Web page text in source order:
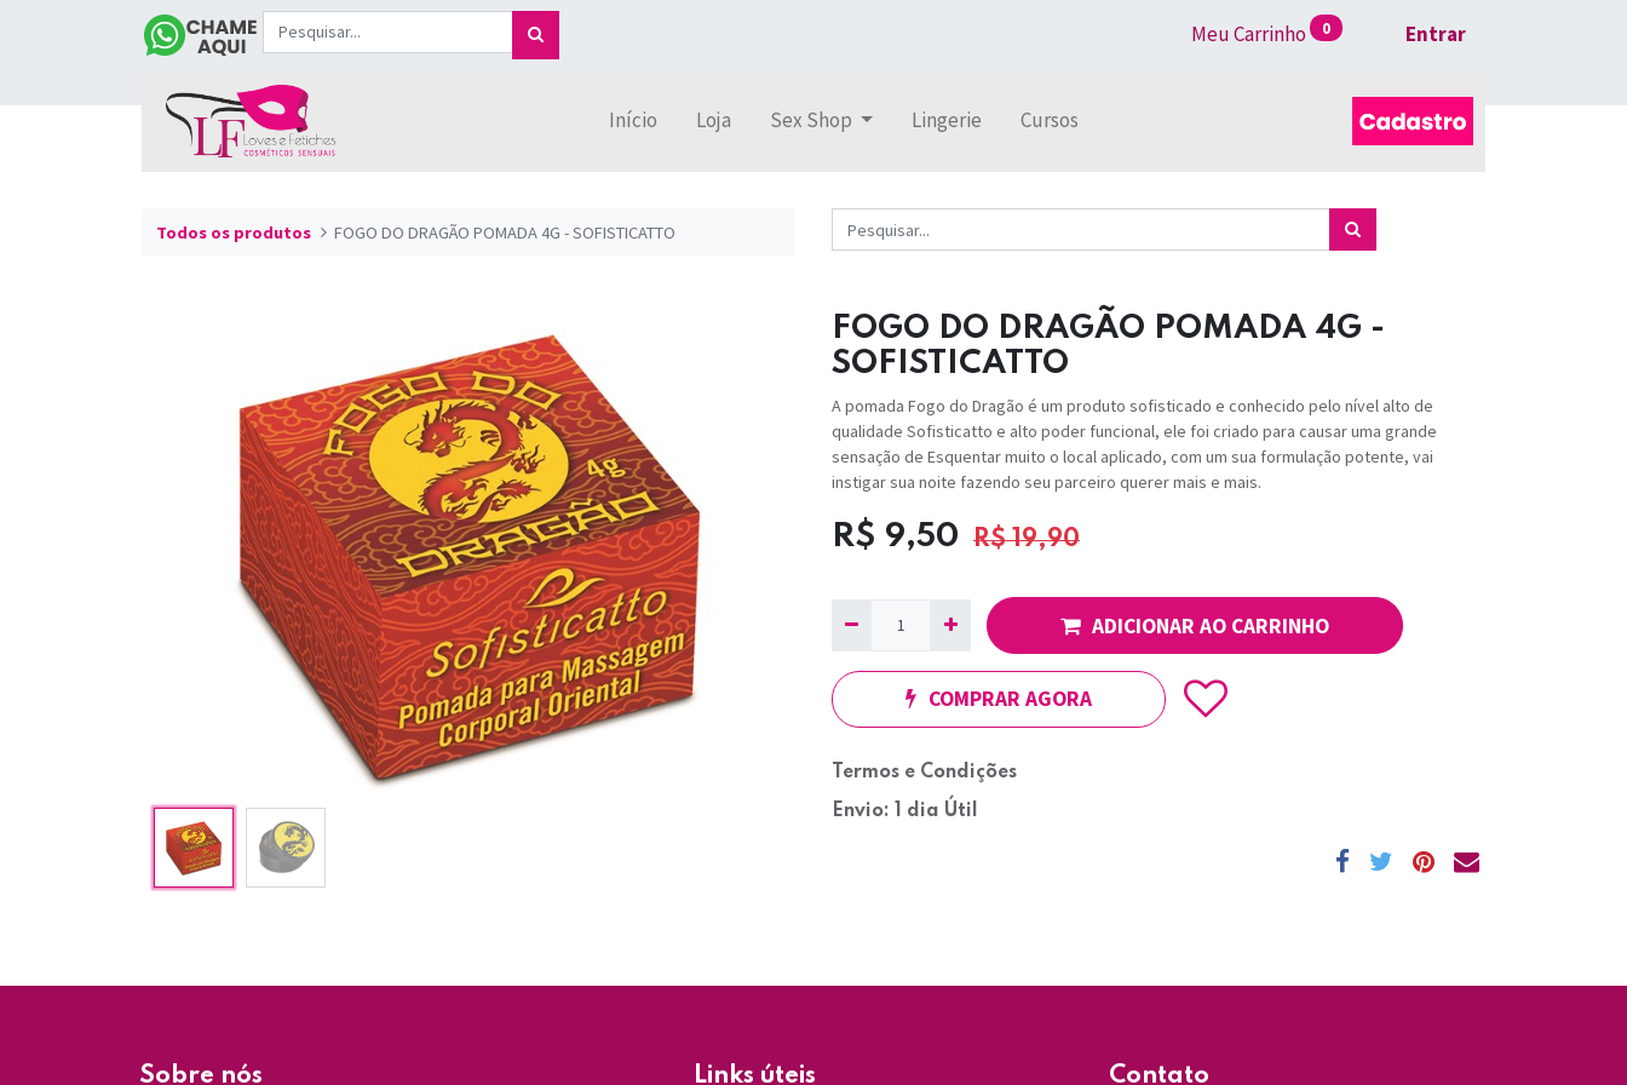
Meu Carrinho 0 Entrar
Início Loja Sex Shop Lingerie Cursos
Todos os produtos FOGO DO DRAGÃO POMADA 4G - SOFISTICATTO
FOGO DO DRAGÃO POMADA 4G -
SOFISTICATTO
A pomada Fogo do Dragão é um produto sofisticado e conhecido pelo nível alto de
qualidade Sofisticatto e alto poder funcional, ele foi criado para causar uma grande
sensação de Esquentar muito o local aplicado, com um sua formulação potente, vai
instigar sua noite fazendo seu parceiro querer mais e mais.
R$ 9,50 R$19,90
ADICIONAR AO CARRINHO
COMPRAR AGORA
Termos e Condições
Envio: 1 dia Útil
Sobre nós Links úteis Contato